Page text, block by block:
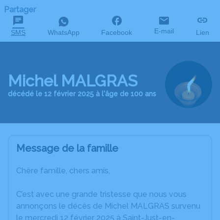
Partager
SMS WhatsApp Facebook E-mail Lien
Michel MALGRAS
décédé le 12 février 2025 à l'âge de 100 ans
Message de la famille
Chère famille, chers amis,
C’est avec une grande tristesse que nous vous
annonçons le décès de Michel MALGRAS survenu
le mercredi 12 février 2025 à Saint-Just-en-